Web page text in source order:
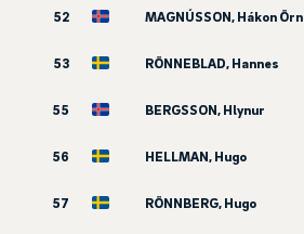
52 MAGNÚSSON, Hákon Örn
53 RÖNNEBLAD, Hannes
55 BERGSSON, Hlynur
56 HELLMAN, Hugo
57 RÖNNBERG, Hugo